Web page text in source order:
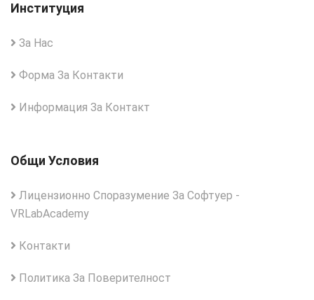
Институция
За Нас
Форма За Контакти
Информация За Контакт
Общи Условия
Лицензионно Споразумение За Софтуер -
VRLabAcademy
Контакти
Политика За Поверителност